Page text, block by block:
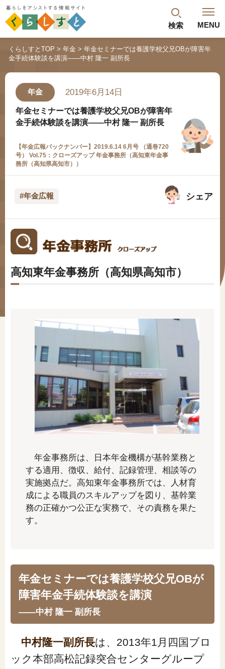
検索 MENU
閉じる
最新記事 閲覧履歴
年金のよくあるご質問
#年金広報
#くらしすとEYE(年金)
#ねんきんAtoZ
#年金講座
「年金」に関する記事
「健康」に関する記事
「終活」に関する記事
「家計」に関する記事
「暮らし」に関する記事
協会事業案内
プライバシーポリシー（個人情報保護方針）
サイトマップ
くらしすとTOP 年金
年金セミナーでは養護学校父兄OBが障害年
金手続体験談を講演——中村 隆一 副所長
年金 2019年6月14日
年金セミナーでは養護学校父兄OBが障害年
金手続体験談を講演——中村 隆一 副所長
【年金広報バックナンバー】2019.6.14 6月号 （通巻720
号） Vol.75：クローズアップ 年金事務所（高知東年金事
務所（高知県高知市））
#年金広報 シェア
高知東年金事務所（高知県高知市）
年金事務所は、日本年金機構が基幹業務と
する適用、徴収、給付、記録管理、相談等の
実施拠点だ。高知東年金事務所では、人材育
成による職員のスキルアップを図り、基幹業
務の正確かつ公正な実務で、その責務を果た
す。
年金セミナーでは養護学校父兄OBが
障害年金手続体験談を講演
――中村 隆一 副所長
中村隆一副所長は、2013年1月四国ブロ
ック本部高松記録突合センターグループ